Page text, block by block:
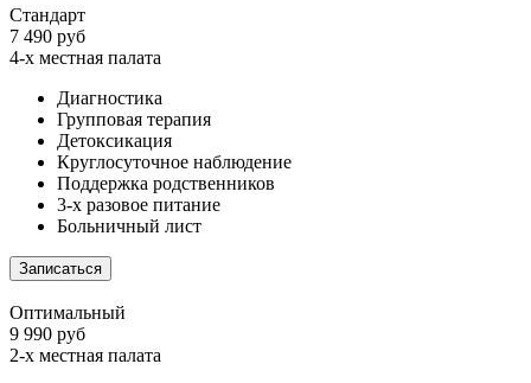
Стандарт
7 490 руб
4-х местная палата
Диагностика
Групповая терапия
Детоксикация
Круглосуточное наблюдение
Поддержка родственников
3-х разовое питание
Больничный лист
Записаться
Оптимальный
9 990 руб
2-х местная палата